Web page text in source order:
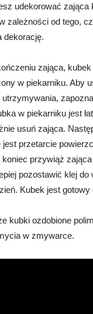
udekorować zająca
zależności od tego,
dekorację.
zająca,
w piekarniku. Aby
w piekarniku jest
usuń zająca.
przetarcie
koniec przywiąż
pozostawić klej do
Kubek jest
kubki ozdobione
w zmywarce.